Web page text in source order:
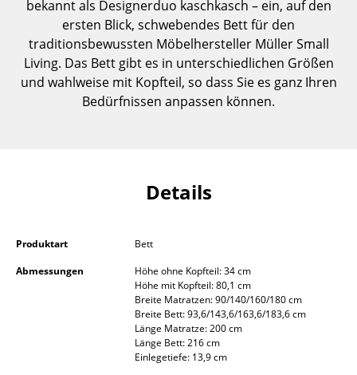
TV Möbel
Beistell- & Rollcontainer
Barmöbel
Garderoben
... alle Aufbewahrungsmöbel
Licht
Hängeleuchten & Deckenleuchten
Schreibtischleuchten
Stehleuchten & Leseleuchten
bekannt als Designerduo kaschkasch – ein, auf den
ersten Blick, schwebendes Bett für den
traditionsbewussten Möbelhersteller Müller Small
Living. Das Bett gibt es in unterschiedlichen Größen
und wahlweise mit Kopfteil, so dass Sie es ganz Ihren
Bedürfnissen anpassen können.
Details
Produktart
Bett
Abmessungen
Höhe ohne Kopfteil: 34 cm
Höhe mit Kopfteil: 80,1 cm
Breite Matratzen: 90/140/160/180 cm
Breite Bett: 93,6/143,6/163,6/183,6 cm
Länge Matratze: 200 cm
Länge Bett: 216 cm
Einlegetiefe: 13,9 cm